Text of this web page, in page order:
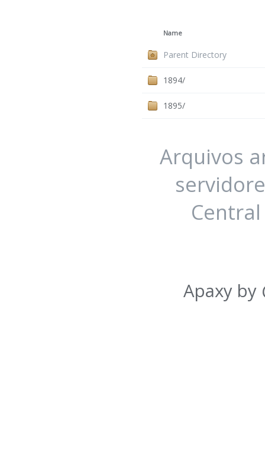
Name
Parent Directory
1894/
1895/
Arquivos
Apaxy by